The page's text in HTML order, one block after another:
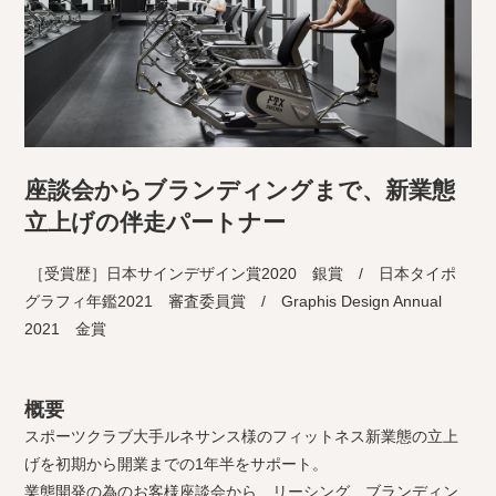
座談会からブランディングまで、新業態
立上げの伴走パートナー
［受賞歴］日本サインデザイン賞2020 銀賞 / 日本タイポ
グラフィ年鑑2021 審査委員賞 / Graphis Design Annual
2021 金賞
概要
スポーツクラブ大手ルネサンス様のフィットネス新業態の立上
げを初期から開業までの1年半をサポート。
業態開発の為のお客様座談会から、リーシング、ブランディン